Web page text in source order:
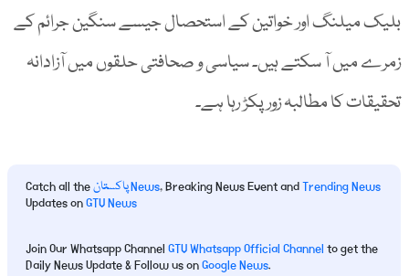
بلیک میلنگ اور خواتین کے استحصال جیسے سنگین جرائم کے
زمرے میں آ سکتے ہیں۔ سیاسی و صحافتی حلقوں میں آزادانہ
تحقیقات کا مطالبہ زور پکڑ رہا ہے۔
Catch all the پاکستان News, Breaking News Event andTrending News
Updates onGTV News
Join Our Whatsapp ChannelGTV Whatsapp Official Channelto get the
Daily News Update & Follow us onGoogle News